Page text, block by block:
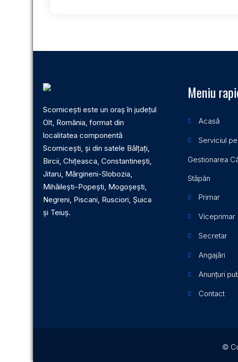
Scornicești este un oraș în județul
Olt, România, format din
localitatea componentă
Scornicești, și din satele Bălțați,
Bircii, Chițeasca, Constantinești,
Jitaru, Mărgineni-Slobozia,
Mihăilești-Popești, Mogoșești,
Negreni, Piscani, Rusciori, Șuica
și Teiuș.
Meniu
Acasă
Serviciul
Gestionarea
Stăpân
Primar
Viceprimar
Secretar
Angajări
Anunțuri
Contact
©